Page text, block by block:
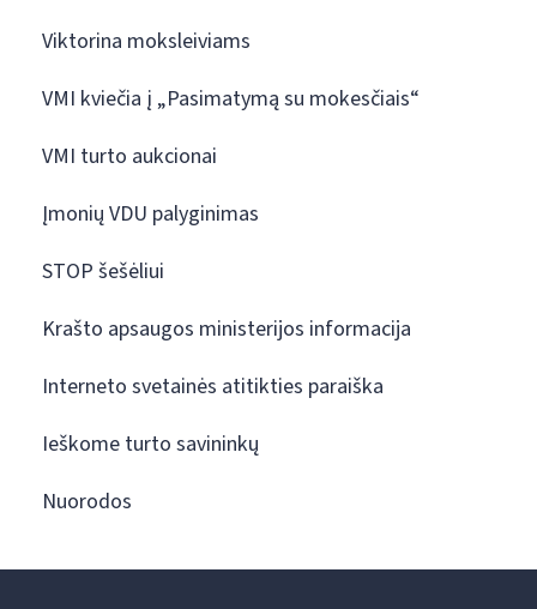
Viktorina moksleiviams
VMI kviečia į „Pasimatymą su mokesčiais“
VMI turto aukcionai
Įmonių VDU palyginimas
STOP šešėliui
Krašto apsaugos ministerijos informacija
Interneto svetainės atitikties paraiška
Ieškome turto savininkų
Nuorodos